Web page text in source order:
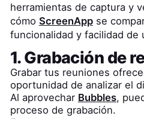
herramientas de captura y
cómo ScreenAppse
funcionalidad y facilidad de
1. Grabación de
Grabar tus reuniones
oportunidad de analizar el
Al aprovechar Bubbles,
proceso de grabación.